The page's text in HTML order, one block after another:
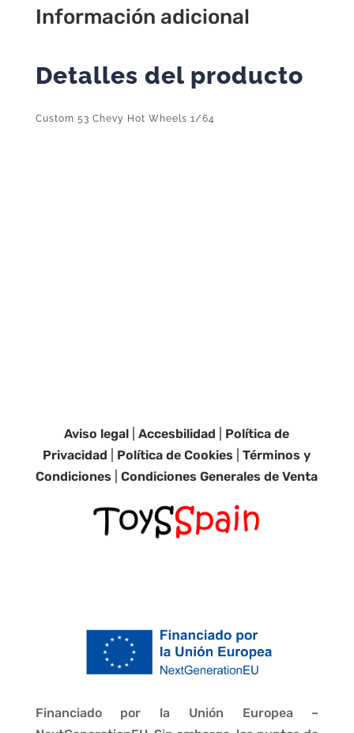
cantidad
Información adicional
Detalles del producto
Custom 53 Chevy Hot Wheels 1/64
Aviso legal |Accesbilidad
Política de
Privacidad
Política de Cookies |Términos y
Condiciones |Condiciones Generales de Venta
Financiado por la Unión Europea –